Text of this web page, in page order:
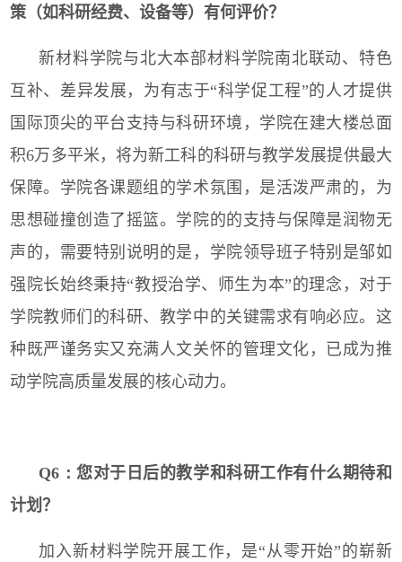
策（如科研经费、设备等）有何评价？
新材料学院与北大本部材料学院南北联动、特色
互补、差异发展，为有志于“科学促工程”的人才提供
国际顶尖的平台支持与科研环境，学院在建大楼总面
积6万多平米，将为新工科的科研与教学发展提供最大
保障。学院各课题组的学术氛围，是活泼严肃的，为
思想碰撞创造了摇篮。学院的的支持与保障是润物无
声的，需要特别说明的是，学院领导班子特别是邹如
强院长始终秉持“教授治学、师生为本”的理念，对于
学院教师们的科研、教学中的关键需求有响必应。这
种既严谨务实又充满人文关怀的管理文化，已成为推
动学院高质量发展的核心动力。
Q6：您对于日后的教学和科研工作有什么期待和
计划？
加入新材料学院开展工作，是“从零开始”的崭新